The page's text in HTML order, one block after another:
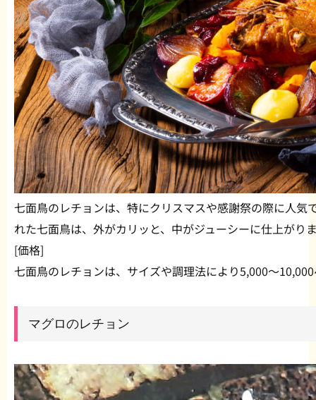
七面鳥のレチョンは、特にクリスマスや感謝祭の際に人気
れた七面鳥は、外がカリッと、中がジューシーに仕上がり
[価格]
七面鳥のレチョンは、サイズや調理法により5,000〜
マグロのレチョン